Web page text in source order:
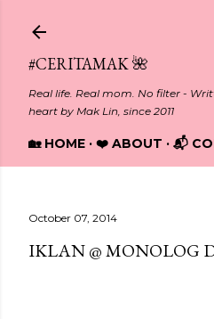
#CERITAMAK 🌺
Real life. Real mom. No filter -
heart by Mak Lin, since 2011
🏡 HOME ❤️ ABOUT 📬
October 07, 2014
IKLAN @ MONOLOG